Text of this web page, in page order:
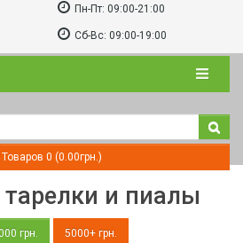
Пн-Пт: 09:00-21:00
Сб-Вс: 09:00-19:00
Товаров 0 (0.00грн.)
и пиалы
грн. 5000+ грн.